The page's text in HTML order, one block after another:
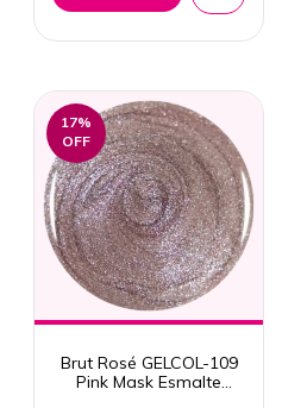
17%
OFF
Brut Rosé GELCOL-109
Pink Mask Esmalte